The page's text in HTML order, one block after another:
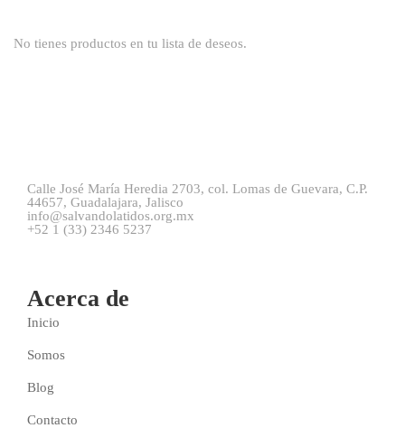
No tienes productos en tu lista de deseos.
Calle José María Heredia 2703, col. Lomas de Guevara, C.P.
44657, Guadalajara, Jalisco
info@salvandolatidos.org.mx
+52 1 (33) 2346 5237
Acerca de
Inicio
Somos
Blog
Contacto